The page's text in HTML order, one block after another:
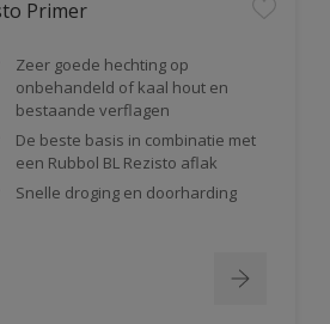
Primer
Zeer goede hechting op
onbehandeld of kaal hout en
bestaande verflagen
De beste basis in combinatie met
een Rubbol BL Rezisto aflak
Snelle droging en doorharding